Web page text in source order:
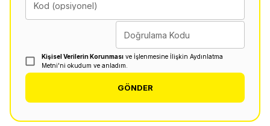
Kod (opsiyonel)
Doğrulama Kodu
Kişisel Verilerin Korunması ve İşlenmesine İlişkin Aydınlatma
Metni'ni okudum ve anladım.
GÖNDER